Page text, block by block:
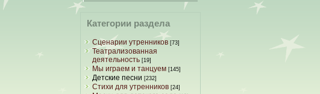
Категории раздела
Сценарии утренников [73]
Театрализованная
деятельность [19]
Мы играем и танцуем [145]
Детские песни [232]
Стихи для утренников [24]